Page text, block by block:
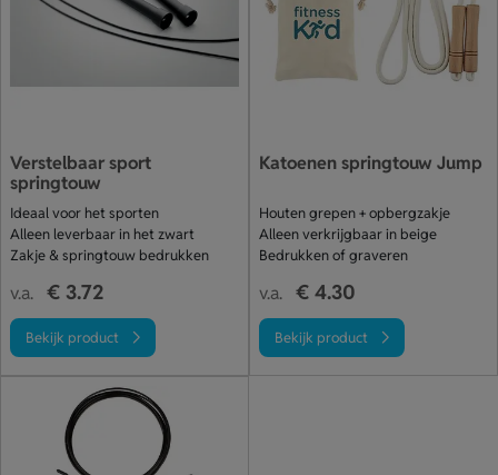
Verstelbaar sport
springtouw
Ideaal voor het sporten
Alleen leverbaar in het zwart
Zakje & springtouw bedrukken
v.a. € 3.72
Bekijk product
Katoenen springtouw Jump
Houten grepen + opbergzakje
Alleen verkrijgbaar in beige
Bedrukken of graveren
v.a. € 4.30
Bekijk product